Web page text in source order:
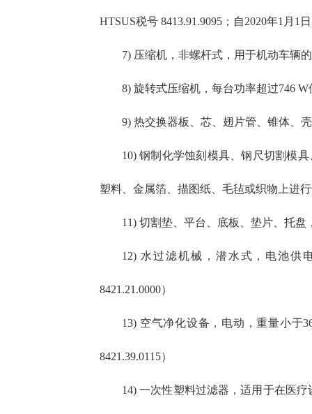
HTSUS税号 8413.91.9095；自2020年1月1
7) 压缩机，非螺杆式，用于机动车辆
8) 旋转式压缩机，每台功率超过746
9) 热交换器板、芯、翅片管、锥体、
10) 钢制化学蚀刻模具、钢尺切割模
塑料、金属箔、描图纸、毛毡或织物上进
11) 切割垫、平台、底板、垫片、托盘
12) 水过滤机械，潜水式，电池供
8421.21.0000）
13) 空气净化设备，电动，重量小于
8421.39.0115）
14) 一次性塑料过滤器，适用于在医疗